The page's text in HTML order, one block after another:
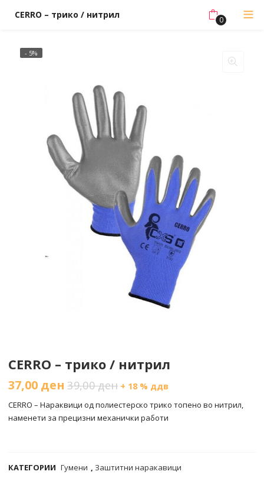
CERRO – трико / нитрил 0
- 5%
CERRO – трико / нитрил
37,00 ден 39,00ден + 18 % ддв
CERRO – Нараквици од полиестерско трико топено во нитрил,
наменети за прецизни механички работи
КАТЕГОРИИ Гумени , Заштитни наракавици